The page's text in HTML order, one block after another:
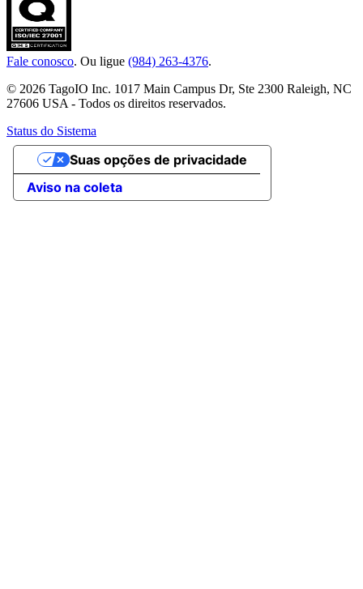
Fale conosco. Ou ligue (984) 263-4376.
© 2026 TagoIO Inc. 1017 Main Campus Dr, Ste 2300 Raleigh, NC
27606 USA - Todos os direitos reservados.
Status do Sistema
Aviso na coleta
Suas opções de privacidade